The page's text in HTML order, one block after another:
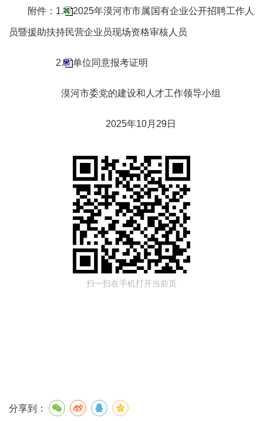
附件：1. 2025年漠河市市属国有企业公开招聘工作人
员暨援助扶持民营企业员现场资格审核人员
2. 单位同意报考证明
漠河市委党的建设和人才工作领导小组
2025年10月 29日
扫一扫在手机打开当前页
分享到：